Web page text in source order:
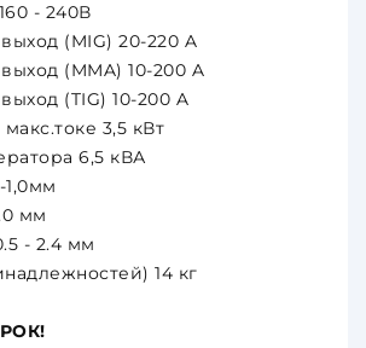
- 240В
(MIG) 20-220 A
(MMA) 10-200 A
(TIG) 10-200 A
3,5 кВт
6,5 кВА
мм
- 2.4 мм
14 кг